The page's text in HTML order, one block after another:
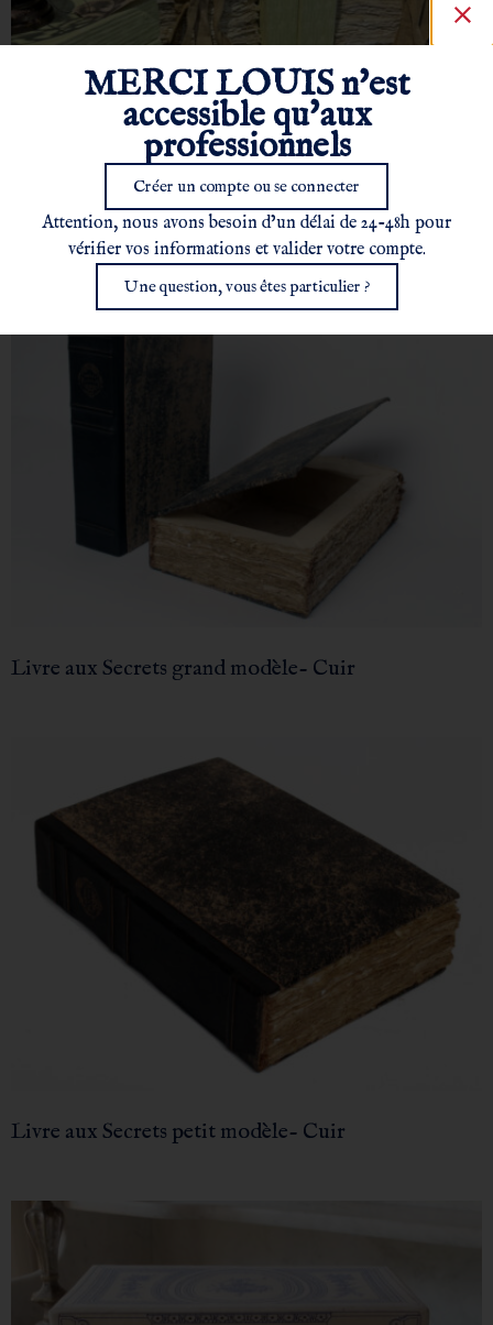
Bloc de papier 250 feuilles
Livre aux Secrets grand modèle- Cuir
Livre aux Secrets petit modèle- Cuir
MERCI LOUIS n'est
accessible qu'aux
professionnels
Créer un compte ou se connecter
Attention, nous avons besoin d’un délai de 24-48h pour
vérifier vos informations et valider votre compte.
Une question, vous êtes particulier ?